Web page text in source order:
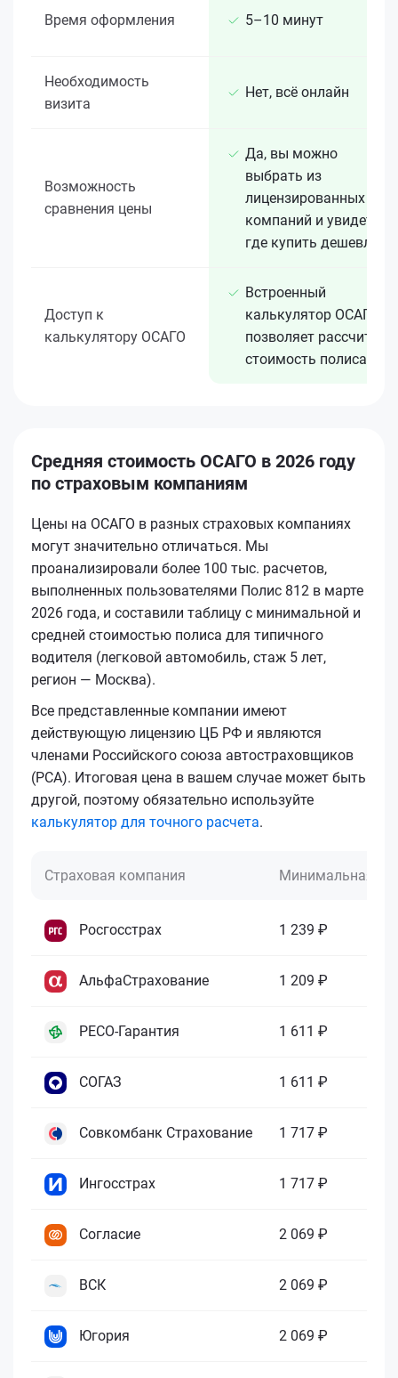
Время оформления 5–10 минут
Необходимость
визита
Нет, всё онлайн
Возможность
сравнения цены
Да, вы можно
выбрать из
лицензированных 15+
компаний и увидеть,
где купить дешевле
Доступ к
калькулятору ОСАГО
Встроенный
калькулятор ОСАГО
позволяет рассчитать
стоимость полиса
Средняя стоимость ОСАГО в 2026 году
по страховым компаниям
Цены на ОСАГО в разных страховых компаниях
могут значительно отличаться. Мы
проанализировали более 100 тыс. расчетов,
выполненных пользователями Полис 812 в марте
2026 года, и составили таблицу с минимальной и
средней стоимостью полиса для типичного
водителя (легковой автомобиль, стаж 5 лет,
регион — Москва).
Все представленные компании имеют
действующую лицензию ЦБ РФ и являются
членами Российского союза автостраховщиков
(РСА). Итоговая цена в вашем случае может быть
другой, поэтому обязательно используйте
калькулятор для точного расчета.
Страховая компания Минимальная
Росгосстрах 1 239 ₽
АльфаСтрахование 1 209 ₽
РЕСО-Гарантия 1 611 ₽
СОГАЗ 1 611 ₽
Совкомбанк Страхование 1 717 ₽
Ингосстрах 1 717 ₽
Согласие 2 069 ₽
ВСК 2 069 ₽
Югория 2 069 ₽